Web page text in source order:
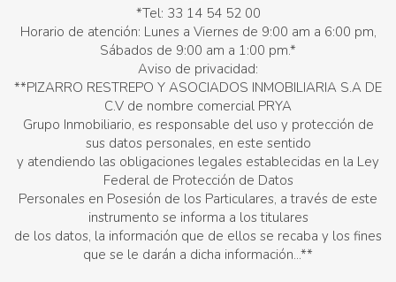
*Tel: 33 14 54 52 00
Horario de atención: Lunes a Viernes de 9:00 am a 6:00 pm,
Sábados de 9:00 am a 1:00 pm.*
Aviso de privacidad:
**PIZARRO RESTREPO Y ASOCIADOS INMOBILIARIA S.A DE
C.V de nombre comercial PRYA
Grupo Inmobiliario, es responsable del uso y protección de
sus datos personales, en este sentido
y atendiendo las obligaciones legales establecidas en la Ley
Federal de Protección de Datos
Personales en Posesión de los Particulares, a través de este
instrumento se informa a los titulares
de los datos, la información que de ellos se recaba y los fines
que se le darán a dicha información...**